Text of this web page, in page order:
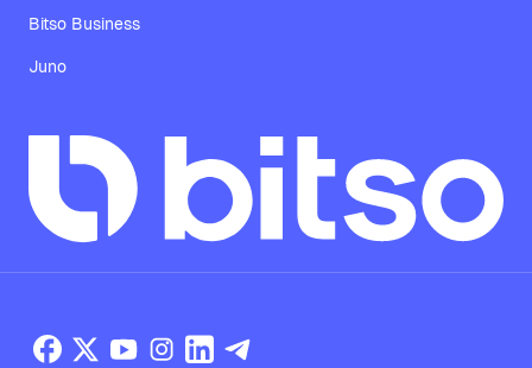
Bitso Business
Juno